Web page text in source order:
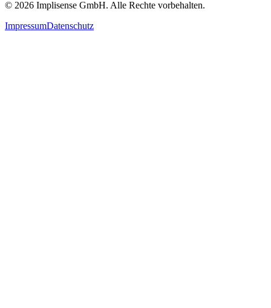
© 2026 Implisense GmbH. Alle Rechte vorbehalten.
ImpressumDatenschutz